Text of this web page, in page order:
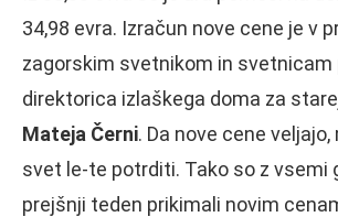
34,98 evra. Izračun nove cene je v
zagorskim svetnikom in svetnicam
direktorica izlaškega doma za
Mateja Černi. Da nove cene
svet le-te potrditi. Tako so z vsemi
prejšnji teden prikimali novim